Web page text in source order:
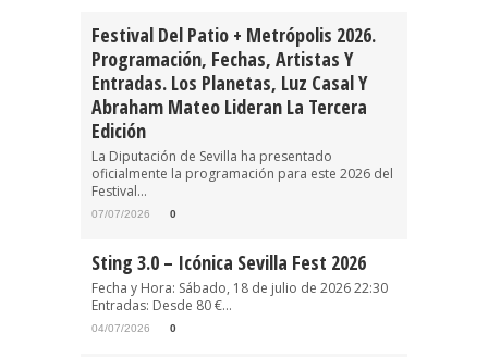
Festival Del Patio + Metrópolis 2026.
Programación, Fechas, Artistas Y
Entradas. Los Planetas, Luz Casal Y
Abraham Mateo Lideran La Tercera
Edición
La Diputación de Sevilla ha presentado
oficialmente la programación para este 2026 del
Festival...
07/07/2026 0
Sting 3.0 – Icónica Sevilla Fest 2026
Fecha y Hora: Sábado, 18 de julio de 2026 22:30
Entradas: Desde 80 €...
04/07/2026 0